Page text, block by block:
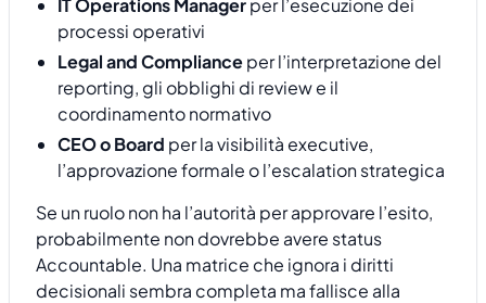
IT Operations Managerper l’esecuzione dei
processi operativi
Legal and Complianceper l’interpretazione del
reporting, gli obblighi di review e il
coordinamento normativo
CEO o Board per la visibilità executive,
l’approvazione formale o l’escalation strategica
Se un ruolo non ha l’autorità per approvare l’esito,
probabilmente non dovrebbe avere status
Accountable. Una matrice che ignora i diritti
decisionali sembra completa ma fallisce alla